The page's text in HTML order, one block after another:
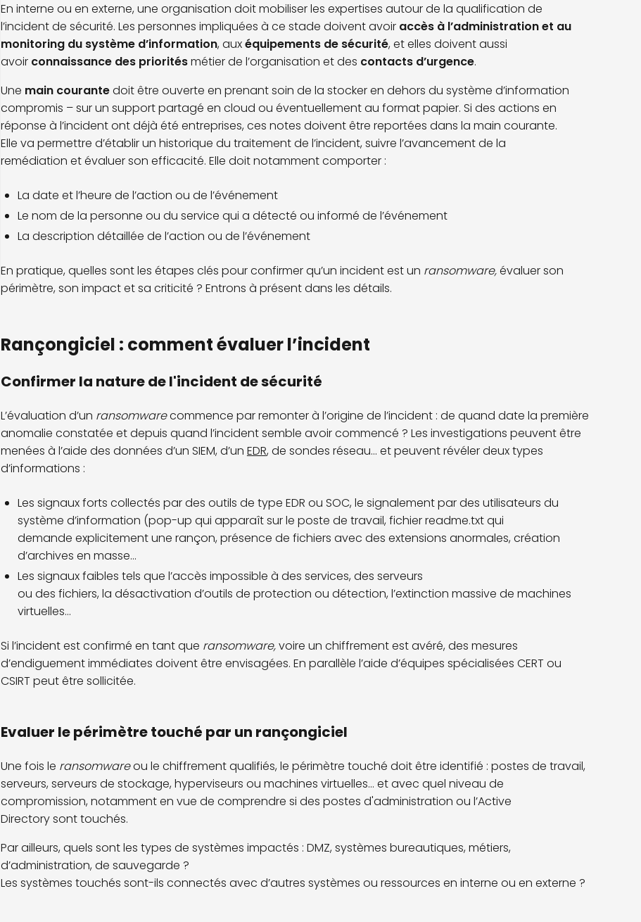
En interne ou en externe, une organisation doit mobiliser les expertises autour de la qualification de
l’incident de sécurité. Les personnes impliquées à ce stade doivent avoir accès à l’administration et au
monitoring du système d’information, auxéquipements de sécurité, et elles doivent aussi
avoir connaissance des prioritésmétier de l’organisation et des contacts d’urgence.
Une main courantedoit être ouverte en prenant soin de la stocker en dehors du système d’information
compromis – sur un support partagé en cloud ou éventuellement au format papier. Si des actions en
réponse à l’incident ont déjà été entreprises, ces notes doivent être reportées dans la main courante.
Elle va permettre d’établir un historique du traitement de l’incident, suivre l’avancement de la
remédiation et évaluer son efficacité. Elle doit notamment comporter :
La date et l’heure de l’action ou de l’événement
Le nom de la personne ou du service qui a détecté ou informé de l’événement
La description détaillée de l’action ou de l’événement
En pratique, quelles sont les étapes clés pour confirmer qu’un incident est un ransomware,évaluer son
périmètre, son impact et sa criticité ? Entrons à présent dans les détails.
Rançongiciel : comment évaluer l’incident
Confirmer la nature de l'incident de sécurité
L’évaluation d’un ransomwarecommence par remonter à l’origine de l’incident : de quand date la première
anomalie constatée et depuis quand l’incident semble avoir commencé ? Les investigations peuvent être
menées à l’aide des données d’un SIEM, d’un EDR, de sondes réseau... et peuvent révéler deux types
d’informations :
Les signaux forts collectés par des outils de type EDR ou SOC, le signalement par des utilisateurs du
système d’information (pop-up qui apparaît sur le poste de travail, fichier readme.txt qui
demande explicitement une rançon, présence de fichiers avec des extensions anormales, création
d’archives en masse...
Les signaux faibles tels que l’accès impossible à des services, des serveurs
ou des fichiers, la désactivation d’outils de protection ou détection, l’extinction massive de machines
virtuelles...
Si l’incident est confirmé en tant que ransomware,voire un chiffrement est avéré, des mesures
d’endiguement immédiates doivent être envisagées. En parallèle l’aide d’équipes spécialisées CERT ou
CSIRT peut être sollicitée.
Evaluer le périmètre touché par un rançongiciel
Une fois le ransomwareou le chiffrement qualifiés, le périmètre touché doit être identifié : postes de travail,
serveurs, serveurs de stockage, hyperviseurs ou machines virtuelles... et avec quel niveau de
compromission, notamment en vue de comprendre si des postes d'administration ou l’Active
Directory sont touchés.
Par ailleurs, quels sont les types de systèmes impactés : DMZ, systèmes bureautiques, métiers,
d’administration, de sauvegarde ?
Les systèmes touchés sont-ils connectés avec d’autres systèmes ou ressources en interne ou en externe ?